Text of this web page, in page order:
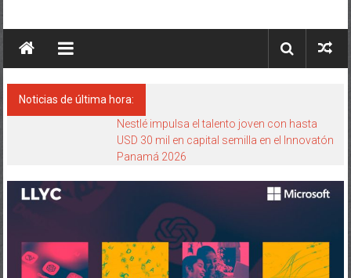
Noticias de última hora:
Nestlé impulsa el talento joven con hasta
USD 30 mil en capital semilla en el Innovatón
Panamá 2026